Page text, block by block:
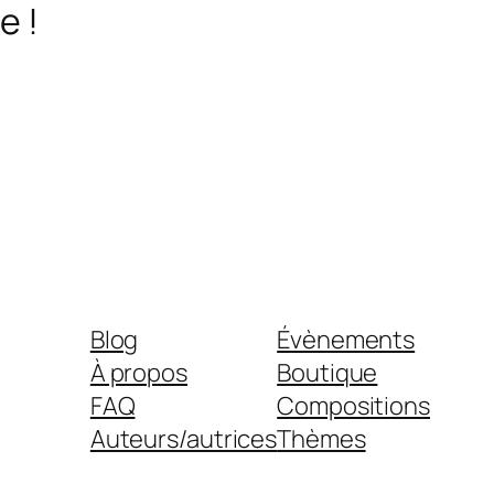
!
Blog
À propos
FAQ
Auteurs/autrices
Évènements
Boutique
Compositions
Thèmes